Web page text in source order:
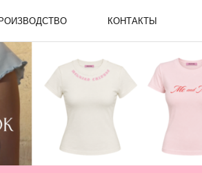
КАРТЫ
ПРОГРАММА
ЛОЯЛЬНОСТИ
КОНТАКТЫ